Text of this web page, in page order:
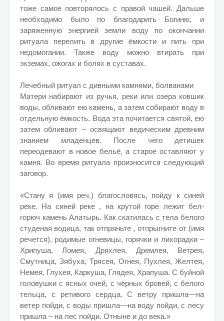
тоже самое повторялось с правой чашей. Дальше
необходимо было по благодарить Богиню, и
заряженную энергией земли воду по окончании
ритуала перелить в другие ёмкости и пить при
недомогании. Также воду можно втирать при
экземах, ожогах и болях в суставах.
Лечебный ритуал с дивными камнями, болванами
Матери набирают из ручья, реки или озера ковшик
воды, обливают ею камень, а затем собирают воду в
отдельную ёмкость. Вода эта почитается святой, ею
затем обливают – освящают ведическим древним
знанием младенцев. После чего детишек
переодевают в новое бельё, а старое оставляют у
камня. Во время ритуала произносится следующий
заговор.
«Стану я (имя реч.) благословясь, пойду к синей
реке. На синей реке , на крутой горе лежит бел-
горюч камень Алатырь. Как скатилась с тела белого
студеная водица, так отпряньте , отпрыгните от (имя
речется), родимые огневицы, горячки и лихорадки –
Хрипуша, Ломея, Дряхлея, Дремлея, Ветрея,
Смутница, Зябуха, Трясея, Огнея, Пухлея, Желтея,
Немея, Глухея, Каркуша, Глядея, Храпуша. С буйной
головушки с ясных очей, с чёрных бровей, с белого
тельца, с ретивого сердца. С ветру пришла—на
ветер пойди, с воды пришла—на воду пойди, с лесу
пришла – на лес пойди. Отныне и до века.»